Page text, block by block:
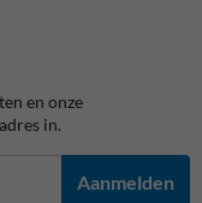
en onze
in.
Aanmelden